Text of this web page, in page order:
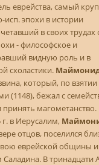
еврейства, самый
исп. эпохи в истории
в своих трудах
- философское и
видную роль и в
схоластики.
который, по взятии
(1148), бежал с
магометанство.
в Иерусалим,
отцов, поселился
еврейской общины и
В тринадцати